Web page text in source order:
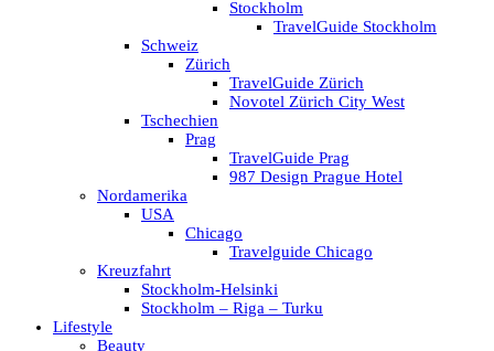
Stockholm
TravelGuide Stockholm
Schweiz
Zürich
TravelGuide Zürich
Novotel Zürich City West
Tschechien
Prag
TravelGuide Prag
987 Design Prague Hotel
Nordamerika
USA
Chicago
Travelguide Chicago
Kreuzfahrt
Stockholm-Helsinki
Stockholm – Riga – Turku
Lifestyle
Beauty